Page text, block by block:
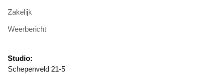
Zakelijk
Weerbericht
Studio:
Schepenveld 21-5